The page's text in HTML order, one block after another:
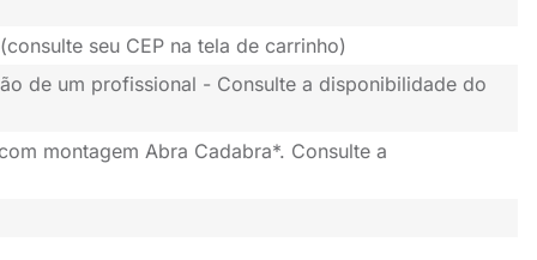
seu CEP na tela de carrinho)
de um profissional - Consulte a disponibilidade do
montagem Abra Cadabra*. Consulte a